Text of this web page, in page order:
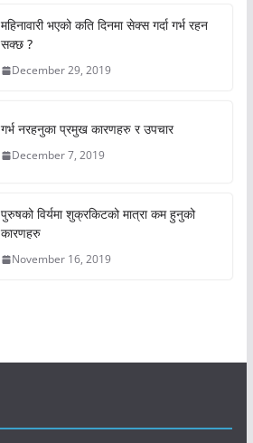
महिनावारी भएको कति दिनमा सेक्स गर्दा गर्भ रहन
सक्छ ?
December 29, 2019
गर्भ नरहनुका प्रमुख कारणहरु र उपचार
December 7, 2019
पुरुषको विर्यमा शुक्रकिटको मात्रा कम हुनुको
कारणहरु
November 16, 2019